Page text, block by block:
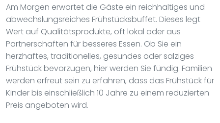
Am Morgen erwartet die Gäste ein reichhaltiges und
abwechslungsreiches Frühstücksbuffet. Dieses legt
Wert auf Qualitätsprodukte, oft lokal oder aus
Partnerschaften für besseres Essen. Ob Sie ein
herzhaftes, traditionelles, gesundes oder salziges
Frühstück bevorzugen, hier werden Sie fündig. Familien
werden erfreut sein zu erfahren, dass das Frühstück für
Kinder bis einschließlich 10 Jahre zu einem reduzierten
Preis angeboten wird.